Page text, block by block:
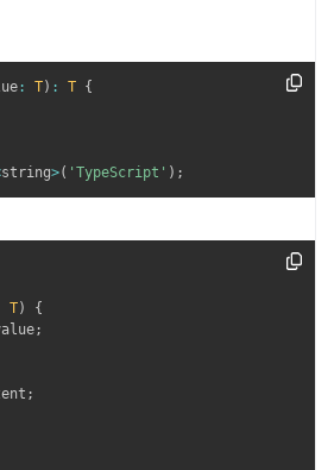
: T) : T {
string>( 'TypeScript' ) ;
T)
{
;
;